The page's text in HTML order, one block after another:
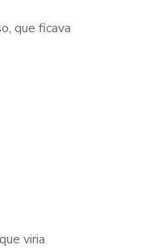
que ficava
viria